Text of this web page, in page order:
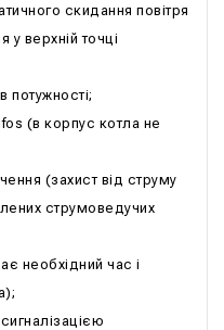
скидання повітря
у верхній точці
потужності;
(в корпус котла не
(захист від струму
струмоведучих
необхідний час і